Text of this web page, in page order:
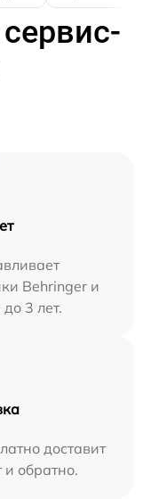
Behringer и
3 лет.
доставит
и обратно.